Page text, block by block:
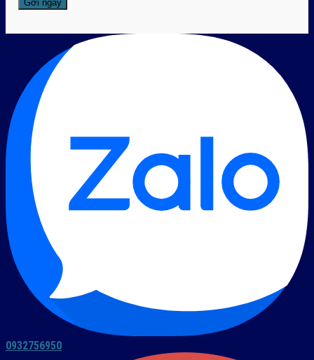
0932756950